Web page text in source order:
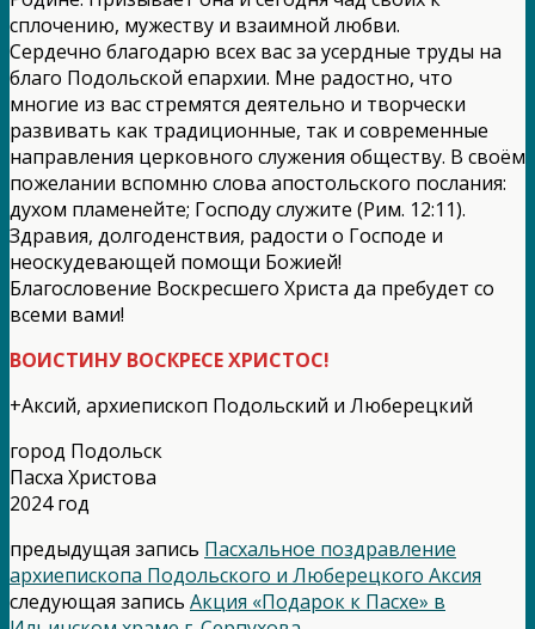
сплочению, мужеству и взаимной любви.
Сердечно благодарю всех вас за усердные труды на
благо Подольской епархии. Мне радостно, что
многие из вас стремятся деятельно и творчески
развивать как традиционные, так и современные
направления церковного служения обществу. В своём
пожелании вспомню слова апостольского послания:
духом пламенейте; Господу служите (Рим. 12:11).
Здравия, долгоденствия, радости о Господе и
неоскудевающей помощи Божией!
Благословение Воскресшего Христа да пребудет со
всеми вами!
ВОИСТИНУ ВОСКРЕСЕ ХРИСТОС!
+Аксий, архиепископ Подольский и Люберецкий
город Подольск
Пасха Христова
2024 год
предыдущая запись Пасхальное поздравление
архиепископа Подольского и Люберецкого Аксия
следующая запись Акция «Подарок к Пасхе» в